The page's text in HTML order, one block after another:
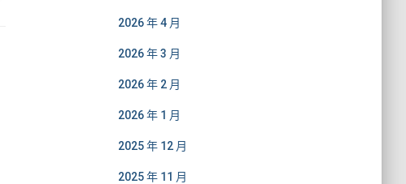
2026 年 4 月
2026 年 3 月
2026 年 2 月
2026 年 1 月
2025 年 12 月
2025 年 11 月